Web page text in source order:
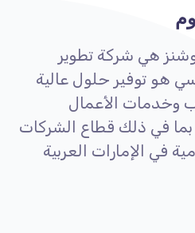
هي شركة تطوير
هو توفير حلول عالية
وخدمات الأعمال
في ذلك قطاع الشركات
في الإمارات العربية